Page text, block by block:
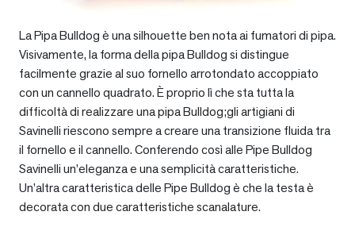
La Pipa Bulldog è una silhouette ben nota ai fumatori di pipa.
Visivamente, la forma della pipa Bulldog si distingue
facilmente grazie al suo fornello arrotondato accoppiato
con un cannello quadrato. È proprio lì che sta tutta la
difficoltà di realizzare una pipa Bulldog;gli artigiani di
Savinelli riescono sempre a creare una transizione fluida tra
il fornello e il cannello. Conferendo così alle Pipe Bulldog
Savinelli un’eleganza e una semplicità caratteristiche.
Un’altra caratteristica delle Pipe Bulldog è che la testa è
decorata con due caratteristiche scanalature.